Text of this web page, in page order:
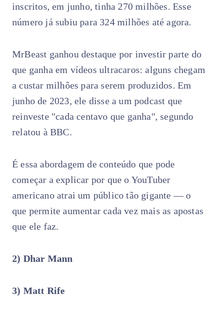
inscritos, em junho, tinha 270 milhões. Esse
número já subiu para 324 milhões até agora.
MrBeast ganhou destaque por investir parte do
que ganha em vídeos ultracaros: alguns chegam
a custar milhões para serem produzidos. Em
junho de 2023, ele disse a um podcast que
reinveste "cada centavo que ganha", segundo
relatou à BBC.
É essa abordagem de conteúdo que pode
começar a explicar por que o YouTuber
americano atrai um público tão gigante — o
que permite aumentar cada vez mais as apostas
que ele faz.
2) Dhar Mann
3) Matt Rife